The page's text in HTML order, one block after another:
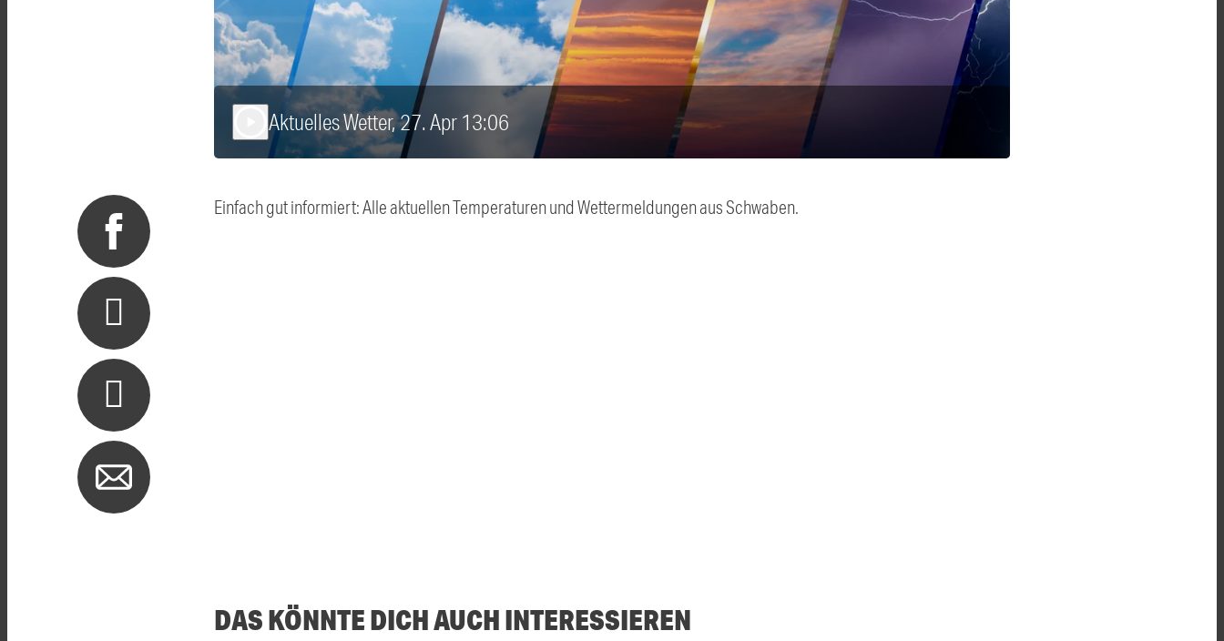
Aktuelles Wetter, 27. Apr 13:06
Einfach gut informiert: Alle aktuellen Temperaturen und Wettermeldungen aus Schwaben.
DAS KÖNNTE DICH AUCH INTERESSIEREN